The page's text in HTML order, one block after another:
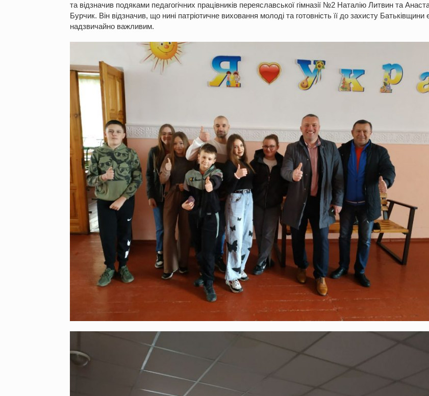
та відзначив подяками педагогічних працівників переяславської гімназії №2 Наталію Литвин та
Бурчик. Він відзначив, що нині патріотичне виховання молоді та готовність її до захисту Батьківщини
надзвичайно важливим.